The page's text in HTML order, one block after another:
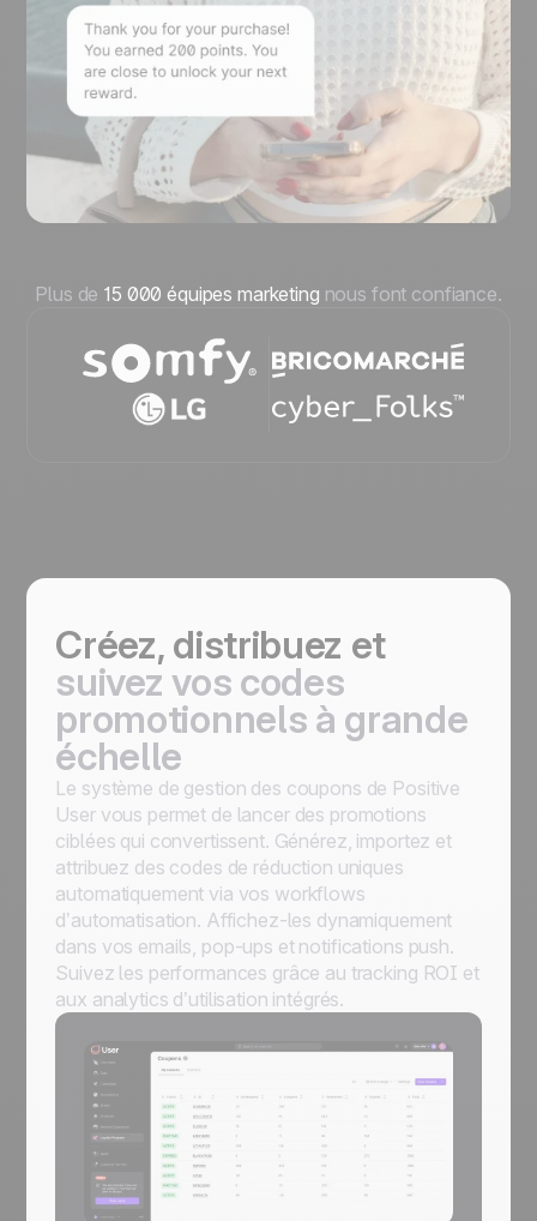
Plus de 15 000 équipes marketing nous font confiance.
Créez, distribuez et
suivez vos codes
promotionnels à grande
échelle
Le système de gestion des coupons de Positive
User vous permet de lancer des promotions
ciblées qui convertissent. Générez, importez et
attribuez des codes de réduction uniques
automatiquement via vos workflows
d’automatisation. Affichez-les dynamiquement
dans vos emails, pop-ups et notifications push.
Suivez les performances grâce au tracking ROI et
aux analytics d’utilisation intégrés.